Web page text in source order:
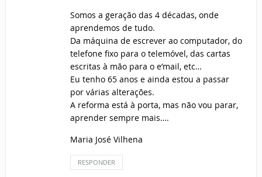
Somos a geração das 4 décadas, onde
aprendemos de tudo.
Da máquina de escrever ao computador, do
telefone fixo para o telemóvel, das cartas
escritas à mão para o e’mail, etc…
Eu tenho 65 anos e ainda estou a passar
por várias alterações.
A reforma está à porta, mas não vou parar,
aprender sempre mais….
Maria José Vilhena
RESPONDER